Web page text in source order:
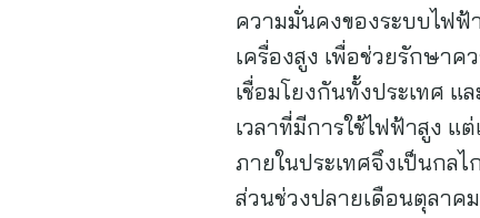
ความมั่นคงของระบบไฟฟ้
เครื่องสูง เพื่อช่วยรักษา
เชื่อมโยงกันทั้งประเทศ แ
เวลาที่มีการใช้ไฟฟ้าสูง
ภายในประเทศจึงเป็นกล
ส่วนช่วงปลายเดือนตุลาค